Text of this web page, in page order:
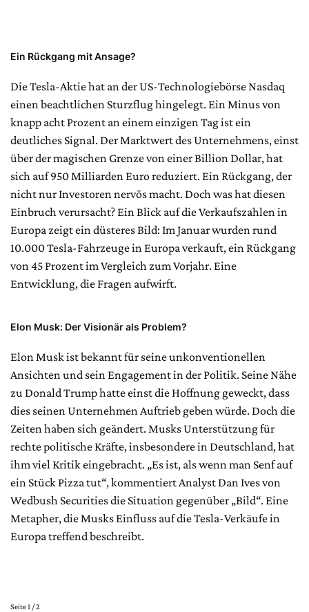
Ein Rückgang mit Ansage?
Die Tesla-Aktie hat an der US-Technologiebörse Nasdaq
einen beachtlichen Sturzflug hingelegt. Ein Minus von
knapp acht Prozent an einem einzigen Tag ist ein
deutliches Signal. Der Marktwert des Unternehmens, einst
über der magischen Grenze von einer Billion Dollar, hat
sich auf 950 Milliarden Euro reduziert. Ein Rückgang, der
nicht nur Investoren nervös macht. Doch was hat diesen
Einbruch verursacht? Ein Blick auf die Verkaufszahlen in
Europa zeigt ein düsteres Bild: Im Januar wurden rund
10.000 Tesla-Fahrzeuge in Europa verkauft, ein Rückgang
von 45 Prozent im Vergleich zum Vorjahr. Eine
Entwicklung, die Fragen aufwirft.
Elon Musk: Der Visionär als Problem?
Elon Musk ist bekannt für seine unkonventionellen
Ansichten und sein Engagement in der Politik. Seine Nähe
zu Donald Trump hatte einst die Hoffnung geweckt, dass
dies seinen Unternehmen Auftrieb geben würde. Doch die
Zeiten haben sich geändert. Musks Unterstützung für
rechte politische Kräfte, insbesondere in Deutschland, hat
ihm viel Kritik eingebracht. „Es ist, als wenn man Senf auf
ein Stück Pizza tut“, kommentiert Analyst Dan Ives von
Wedbush Securities die Situation gegenüber „Bild“. Eine
Metapher, die Musks Einfluss auf die Tesla-Verkäufe in
Europa treffend beschreibt.
Seite 1 / 2